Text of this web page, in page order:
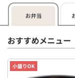
お弁当
おすすめメニュー
小盛りOK